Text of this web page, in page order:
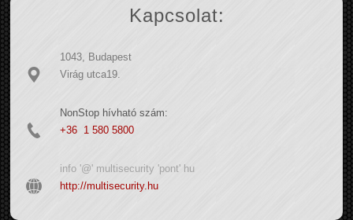
Kapcsolat:
1043, Budapest
Virág utca19.
NonStop hívható szám:
+36 1 580 5800
info '@' multisecurity 'pont' hu
http://multisecurity.hu